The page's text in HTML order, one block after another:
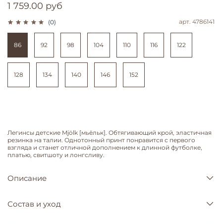
(0) арт. 4786141
1 759.00 руб
86 92 98 104 110 116 122
128 134 140 146 152
Легинсы детские Mjölk [мьёльк]. Обтягивающий крой, эластичная
резинка на талии. Однотонный принт понравится с первого
взгляда и станет отличной дополнением к длинной футболке,
платью, свитшоту и лонгсливу.
Описание
Состав и уход